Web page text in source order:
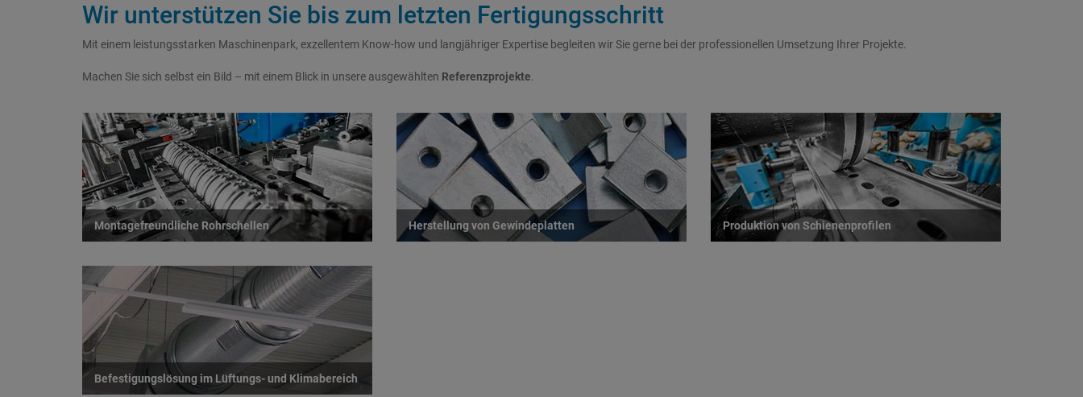
Wir unterstützen Sie bis zum letzten Fertigungsschritt
Mit einem leistungsstarken Maschinenpark, exzellentem Know-how und langjähriger Expertise begleiten wir Sie gerne bei der professionellen Umsetzung Ihrer Projekte.
Machen Sie sich selbst ein Bild – mit einem Blick in unsere ausgewählten Referenzprojekte.
Montagefreundliche Rohrschellen Herstellung von Gewindeplatten Produktion von Schienenprofilen
Befestigungslösung im Lüftungs- und Klimabereich